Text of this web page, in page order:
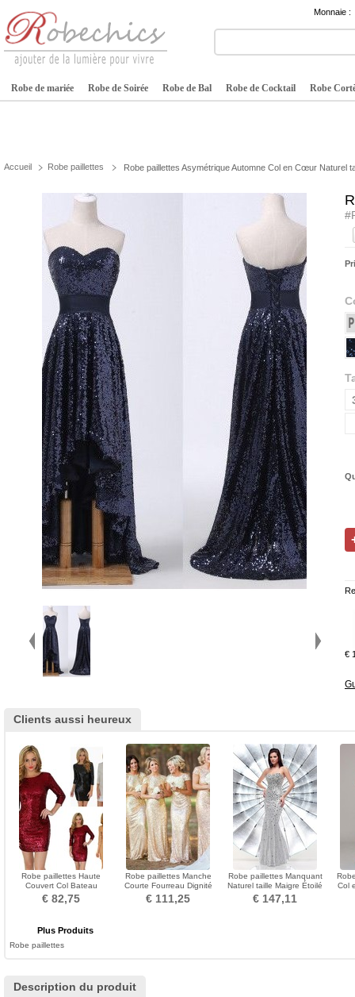
Monnaie :
Robe de mariée Robe de Soirée Robe de Bal Robe de Cocktail Robe
Accueil Robe paillettes Robe paillettes Asymétrique Automne Col en Cœur Naturel
€
Clients aussi heureux
Robe paillettes Haute
Couvert Col Bateau
Fourreau Hiver Manche
Longue
€ 82,75
Robe paillettes Manche
Courte Fourreau Dignité
Longueur ras du Sol
€ 111,25
Robe paillettes Manquant
Naturel taille Maigre Étoilé
Sans Manches
€ 147,11
Col
Plus Produits
Robe paillettes
Description du produit